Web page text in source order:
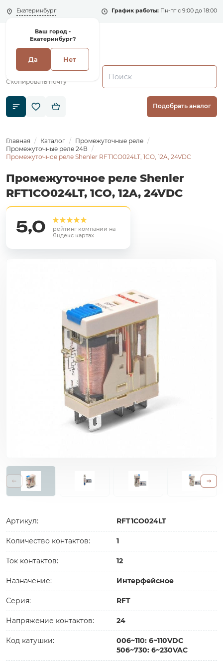
Екатеринбург
Ваш город -
Екатеринбург?
Да Нет
График работы: Пн-пт с 9:00 до 18:00
Скопировать почту
Подобрать аналог
Главная Каталог
Промежуточные реле
Промежуточные реле 24В
Промежуточное реле Shenler RFT1CO024LT, 1CO, 12A, 24VDC
Промежуточное реле Shenler
RFT1CO024LT, 1CO, 12A, 24VDC
5,0
рейтинг компании на
Яндекс картах
Артикул: RFT1CO024LT
Количество контактов: 1
Ток контактов: 12
Назначение: Интерфейсное
Серия: RFT
Напряжение контактов: 24
Код катушки:
006~110: 6~110VDC
506~730: 6~230VAC